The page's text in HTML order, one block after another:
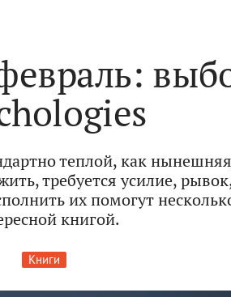
теплой, как
требуется усилие,
их помогут
книгой.
Книги